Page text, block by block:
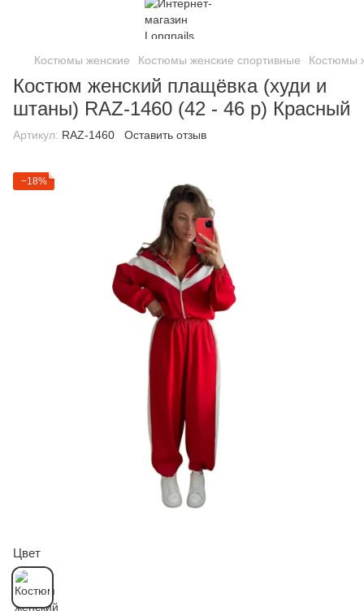
Костюмы женские Костюмы женские спортивные Костюмы
Костюм женский плащёвка (худи и
штаны) RAZ-1460 (42 - 46 р) Красный
Артикул: RAZ-1460 Оставить отзыв
−18%
Цвет